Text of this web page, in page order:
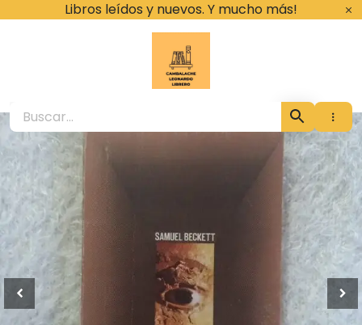
Libros leídos y nuevos. Y mucho más!
Cambalache